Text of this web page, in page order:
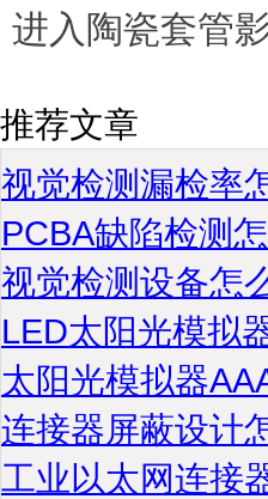
进入陶瓷套管
推荐文章
视觉检测漏检率
PCBA缺陷检测
视觉检测设备怎
LED太阳光模拟
太阳光模拟器
连接器屏蔽设计
工业以太网连接